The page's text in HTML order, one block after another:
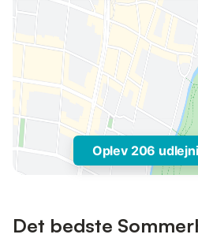
Oplev 206
Det bedste